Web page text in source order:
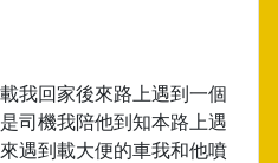
我回家後來路上遇到一個
司機我陪他到知本路上遇
遇到載大便的車我和他噴